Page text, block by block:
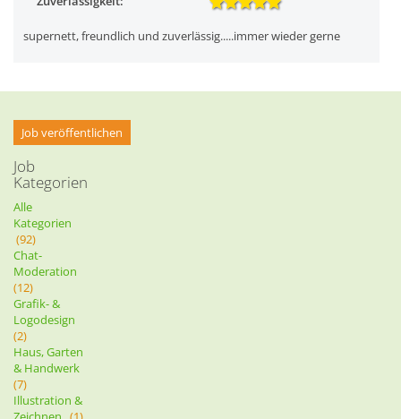
supernett, freundlich und zuverlässig.....immer wieder gerne
Job veröffentlichen
Job
Kategorien
Alle
Kategorien
(92)
Chat-
Moderation
(12)
Grafik- &
Logodesign
(2)
Haus, Garten
& Handwerk
(7)
Illustration &